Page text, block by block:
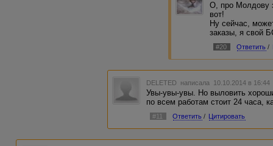
О, про Молдову
вот!
Ну сейчас,
заказы, я свой
#20 Ответить /
DELETED написала 10.10.2014 в
Увы-увы-увы. Но выловить
по всем работам стоит 24 часа,
#11 Ответить / Цитировать